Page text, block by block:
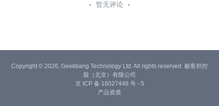
暂无评论
Copyright © 2026, Geekbang Technology Ltd. All rights reserved. 极客邦控
股（北京）有限公司
京 ICP 备 16027448 号 - 5
产品资质